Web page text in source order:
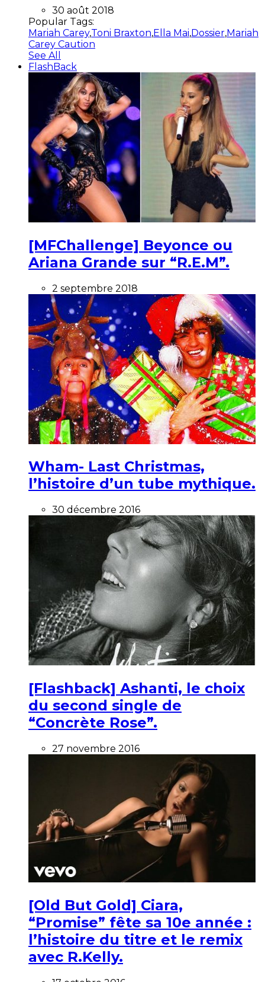
30 août 2018
Popular Tags:
Mariah Carey,Toni Braxton,Ella Mai,Dossier,Mariah
Carey Caution
See All
FlashBack
[MFChallenge] Beyonce ou
Ariana Grande sur “R.E.M”.
2 septembre 2018
Wham- Last Christmas,
l’histoire d’un tube mythique.
30 décembre 2016
[Flashback] Ashanti, le choix
du second single de
“Concrète Rose”.
27 novembre 2016
[Old But Gold] Ciara,
“Promise” fête sa 10e année :
l’histoire du titre et le remix
avec R.Kelly.